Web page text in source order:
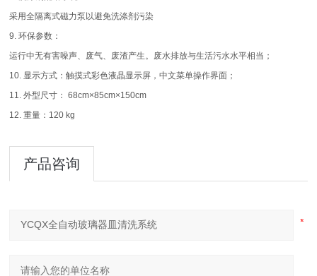
采用全隔离式磁力泵以避免洗涤剂污染
9. 环保参数：
运行中无有害噪声、废气、废渣产生。废水排放与生活污水水平相当；
10. 显示方式：触摸式彩色液晶显示屏，中文菜单操作界面；
11. 外型尺寸： 68cm×85cm×150cm
12. 重量：120 kg
产品咨询